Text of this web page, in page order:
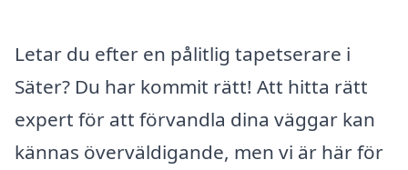
Letar du efter en pålitlig tapetserare i
Säter? Du har kommit rätt! Att hitta rätt
expert för att förvandla dina väggar kan
kännas överväldigande, men vi är här för